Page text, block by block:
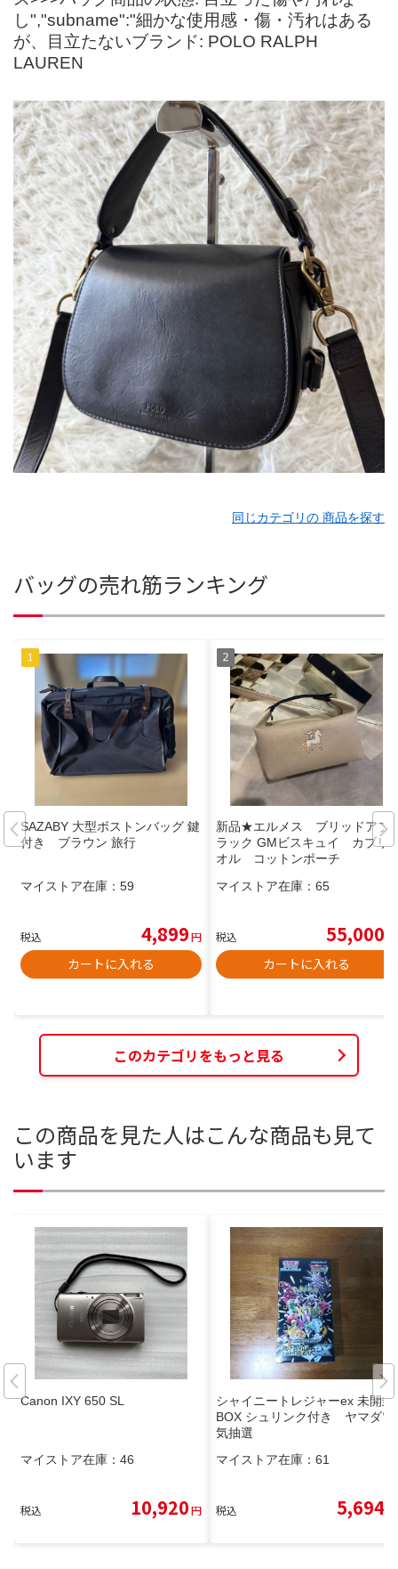
し","subname":"細かな使用感・傷・汚れはある
が、目立たないブランド: POLO RALPH
LAUREN
同じカテゴリの 商品を探す
バッグの売れ筋ランキング
SAZABY 大型ボストンバッグ 鍵
付き ブラウン 旅行
マイストア在庫： 59
税込 4,899円
カートに入れる
新品★エルメス ブリッドアブ
ラック GMビスキュイ カブリ
オル コットンポーチ
マイストア在庫： 65
税込 55,000
カートに入れる
このカテゴリをもっと見る
この商品を見た人はこんな商品も見て
います
Canon IXY 650 SL
マイストア在庫： 46
税込 10,920円
シャイニートレジャーex 未開封
BOX シュリンク付き ヤマダ電
気抽選
マイストア在庫： 61
税込 5,694